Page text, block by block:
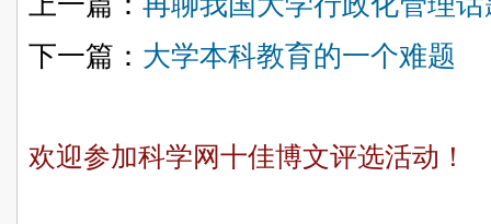
下一篇： 大学本科教育的一个难题
欢迎参加科学网十佳博文评选活动！